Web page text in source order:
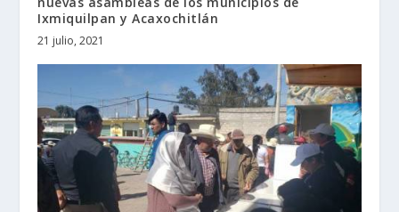
Ixmiquilpan y Acaxochitlán
21 julio, 2021